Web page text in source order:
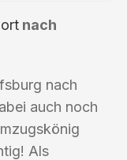
nach
nach
auch noch
Als